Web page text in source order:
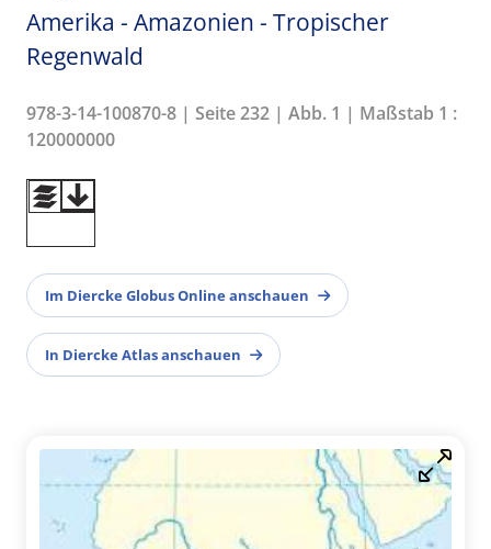
Amerika - Amazonien - Tropischer
Regenwald
978-3-14-100870-8 | Seite 232 | Abb. 1 | Maßstab 1 :
120000000
Im Diercke Globus Online anschauen
In Diercke Atlas anschauen